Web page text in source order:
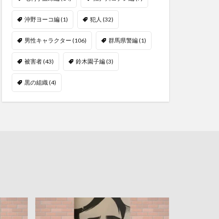
沖野ヨーコ編(1) 犯人 (32)
男性キャラクター (106) 群馬県警編(1)
被害者(43) 鈴木園子編(3)
黒の組織 (4)